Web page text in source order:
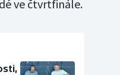
ve čtvrtfinále.